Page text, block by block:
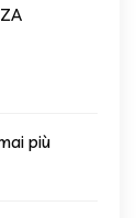
più